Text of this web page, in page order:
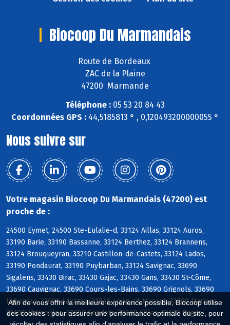
Afin de vous offrir la meilleure expérience possible, Biocoop utilise
des cookies : pour assurer une performance optimale du site, pour
Biocoop Du Marmandais
Route de Bordeaux
ZAC de la Plaine
47200 Marmande
Téléphone : 05 53 20 84 43
Coordonnées GPS : 44,5185813 ° , 0,120493200000055 °
Nous suivre sur
Votre magasin Biocoop Du Marmandais (47200) est
proche de :
24500 Eymet, 24500 Ste-Eulalie-d, 33124 Aillas, 33124 Auros,
33190 Barie, 33190 Bassanne, 33124 Berthez, 33124 Brannens,
33124 Brouqueyran, 33210 Castillon-de-Castets, 33124 Lados,
33190 Pondaurat, 33190 Puybarban, 33124 Savignac, 33690
Sigalens, 33430 Birac, 33430 Gajac, 33430 Gans, 33430 St-Côme,
33690 Cauvignac, 33690 Cours-les-Bains, 33690 Grignols, 33690
Labescau, 33690 Lavazan, 33840 Lerm-et-Musset, 33690 Marions,
33690 Masseilles, 33690 Sendets, 33690 Sillas, 33190 Bagas